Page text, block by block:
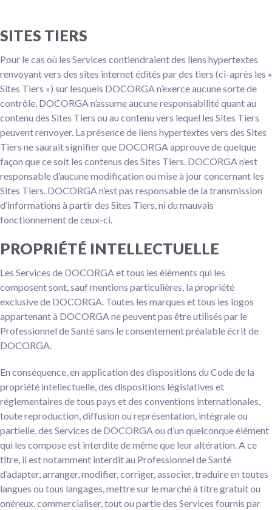
SITES TIERS
Pour le cas où les Services contiendraient des liens hypertextes
renvoyant vers des sites internet édités par des tiers (ci-après les «
Sites Tiers ») sur lesquels DOCORGA n’exerce aucune sorte de
contrôle, DOCORGA n’assume aucune responsabilité quant au
contenu des Sites Tiers ou au contenu vers lequel les Sites Tiers
peuvent renvoyer. La présence de liens hypertextes vers des Sites
Tiers ne saurait signifier que DOCORGA approuve de quelque
façon que ce soit les contenus des Sites Tiers. DOCORGA n’est
responsable d’aucune modification ou mise à jour concernant les
Sites Tiers. DOCORGA n’est pas responsable de la transmission
d’informations à partir des Sites Tiers, ni du mauvais
fonctionnement de ceux-ci.
PROPRIÉTÉ INTELLECTUELLE
Les Services de DOCORGA et tous les éléments qui les
composent sont, sauf mentions particulières, la propriété
exclusive de DOCORGA. Toutes les marques et tous les logos
appartenant à DOCORGA ne peuvent pas être utilisés par le
Professionnel de Santé sans le consentement préalable écrit de
DOCORGA.
En conséquence, en application des dispositions du Code de la
propriété intellectuelle, des dispositions législatives et
réglementaires de tous pays et des conventions internationales,
toute reproduction, diffusion ou représentation, intégrale ou
partielle, des Services de DOCORGA ou d’un quelconque élément
qui les compose est interdite de même que leur altération. A ce
titre, il est notamment interdit au Professionnel de Santé
d’adapter, arranger, modifier, corriger, associer, traduire en toutes
langues ou tous langages, mettre sur le marché à titre gratuit ou
onéreux, commercialiser, tout ou partie des Services fournis par